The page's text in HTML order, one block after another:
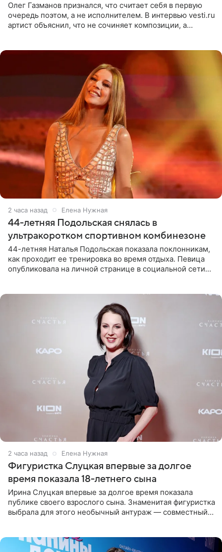
Олег Газманов признался, что считает себя в первую
очередь поэтом, а не исполнителем. В интервью vesti.ru
артист объяснил, что не сочиняет композиции, а
2 часа назад Елена Нужная
44-летняя Подольская снялась в
ультракоротком спортивном комбинезоне
44-летняя Наталья Подольская показала поклонникам,
как проходит ее тренировка во время отдыха. Певица
опубликовала на личной странице в социальной сети
2 часа назад Елена Нужная
Фигуристка Слуцкая впервые за долгое
время показала 18-летнего сына
Ирина Слуцкая впервые за долгое время показала
публике своего взрослого сына. Знаменитая фигуристка
выбрала для этого необычный антураж — совместный